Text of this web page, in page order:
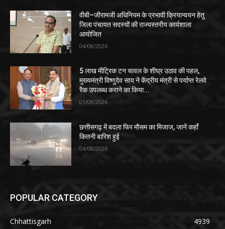
वीबी–जीरामजी अधिनियम के प्रभावी क्रियान्वयन हेतु
जिला पंचायत सदस्यों की राज्यस्तरीय कार्यशाला
आयोजित
04/08/2026
5 लाख मीट्रिक टन चावल के शीघ्र उठाव की पहल,
मुख्यमंत्री विष्णुदेव साय ने केंद्रीय मंत्री से पर्याप्त रेलवे
रैक उपलब्ध कराने का किया...
01/08/2026
छत्तीसगढ़ में बदला फिर मौसम का मिजाज, जानें कहाँ
कितनी बारिश हुई
04/08/2026
POPULAR CATEGORY
Chhattisgarh
4939